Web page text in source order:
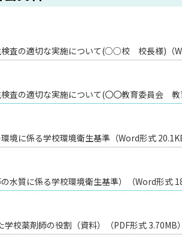
査の適切な実施について(○○校 校長様)（
査の適切な実施について(〇〇教育委員会 教
に係る学校環境衛生基準（Word形式 20.1KB
水質に係る学校環境衛生基準）（Word形式
校薬剤師の役割（資料）（PDF形式 3.70MB）